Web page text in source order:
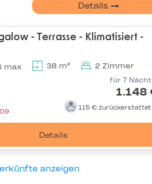
Details
- Terrasse - Klimatisiert -
max 38 m² 2 Zimmer
für 7
1.148
115 € zurückerstattet
Details
anzeigen